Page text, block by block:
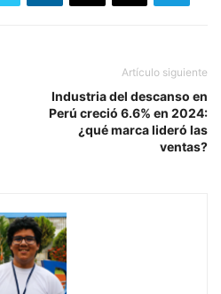
Artículo siguiente
Industria del descanso en
Perú creció 6.6% en 2024:
¿qué marca lideró las
ventas?